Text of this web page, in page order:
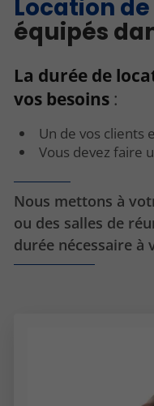
Location
équipés
La durée de
vos besoins :
Un de vos clients
Vous devez faire
Nous mettons à
ou des salles de
durée nécessaire à